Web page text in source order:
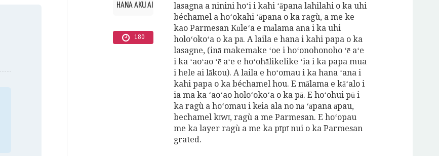
HANA AKU AI
180
lasagna a ninini hoʻi i kahi ʻāpana lahilahi o ka uhi
béchamel a hoʻokahi ʻāpana o ka ragù, a me ke
kao Parmesan Kūleʻa e mālama ana i ka uhi
holoʻokoʻa o ka pā. A laila e hana i kahi papa o ka
lasagne, (inā makemake ʻoe i hoʻonohonoho ʻē aʻe
i ka ʻaoʻao ʻē aʻe e hoʻohālikelike ʻia i ka papa mua
i hele ai lākou). A laila e hoʻomau i ka hana ʻana i
kahi papa o ka béchamel hou. E mālama e kāʻalo i
ia ma ka ʻaoʻao holoʻokoʻa o ka pā. E hoʻohui pū i
ka ragù a hoʻomau i kēia ala no nā ʻāpana āpau,
bechamel kīwī, ragù a me Parmesan. E hoʻopau
me ka layer ragù a me ka pīpī nui o ka Parmesan
grated.